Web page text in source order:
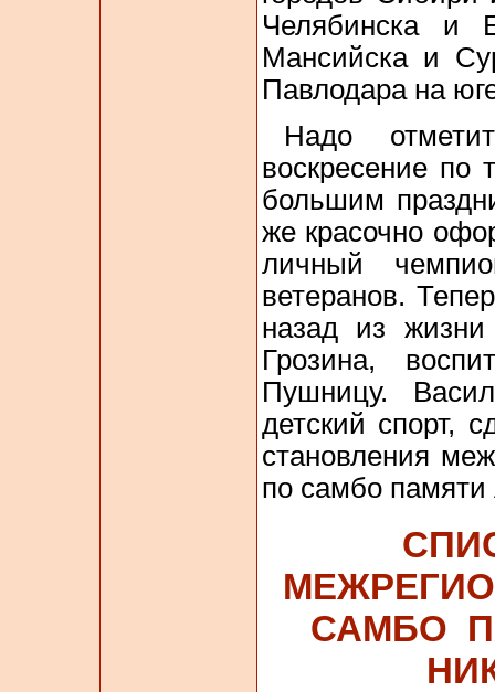
Челябинска и
Мансийска и
Павлодара на
Надо
воскресение по
большим
же красочно
личный
ветеранов.
назад из
Грозина,
Пушницу.
детский спорт,
становления
по самбо
САМБО